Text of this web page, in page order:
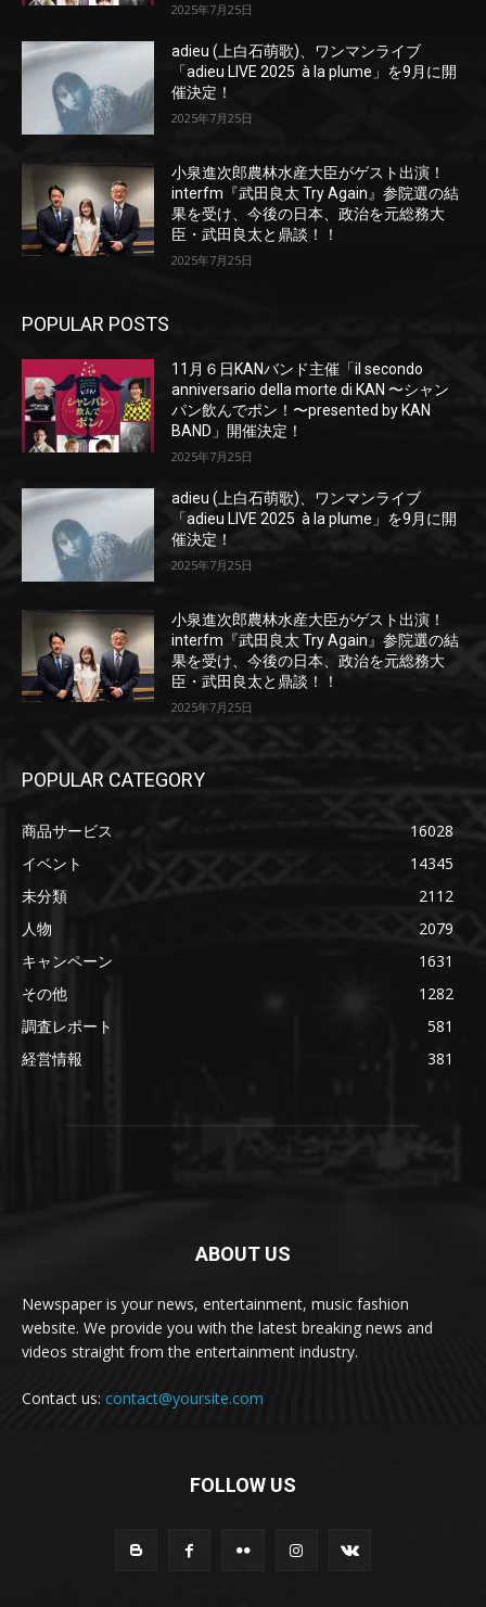
2025年7月25日
adieu (上白石萌歌)、ワンマンライブ
「adieu LIVE 2025 à la plume」を9月に開
催決定！
2025年7月25日
小泉進次郎農林水産大臣がゲスト出演！
interfm『武田良太 Try Again』参院選の結
果を受け、今後の日本、政治を元総務大
臣・武田良太と鼎談！！
2025年7月25日
POPULAR POSTS
11月６日KANバンド主催「il secondo
anniversario della morte di KAN 〜シャン
パン飲んでポン！〜presented by KAN
BAND」開催決定！
2025年7月25日
adieu (上白石萌歌)、ワンマンライブ
「adieu LIVE 2025 à la plume」を9月に開
催決定！
2025年7月25日
小泉進次郎農林水産大臣がゲスト出演！
interfm『武田良太 Try Again』参院選の結
果を受け、今後の日本、政治を元総務大
臣・武田良太と鼎談！！
2025年7月25日
POPULAR CATEGORY
商品サービス
16028
イベント
14345
未分類
2112
人物
2079
キャンペーン
1631
その他
1282
調査レポート
581
経営情報
381
ABOUT US
Newspaper is your news, entertainment, music fashion
website. We provide you with the latest breaking news and
videos straight from the entertainment industry.
Contact us: contact@yoursite.com
FOLLOW US